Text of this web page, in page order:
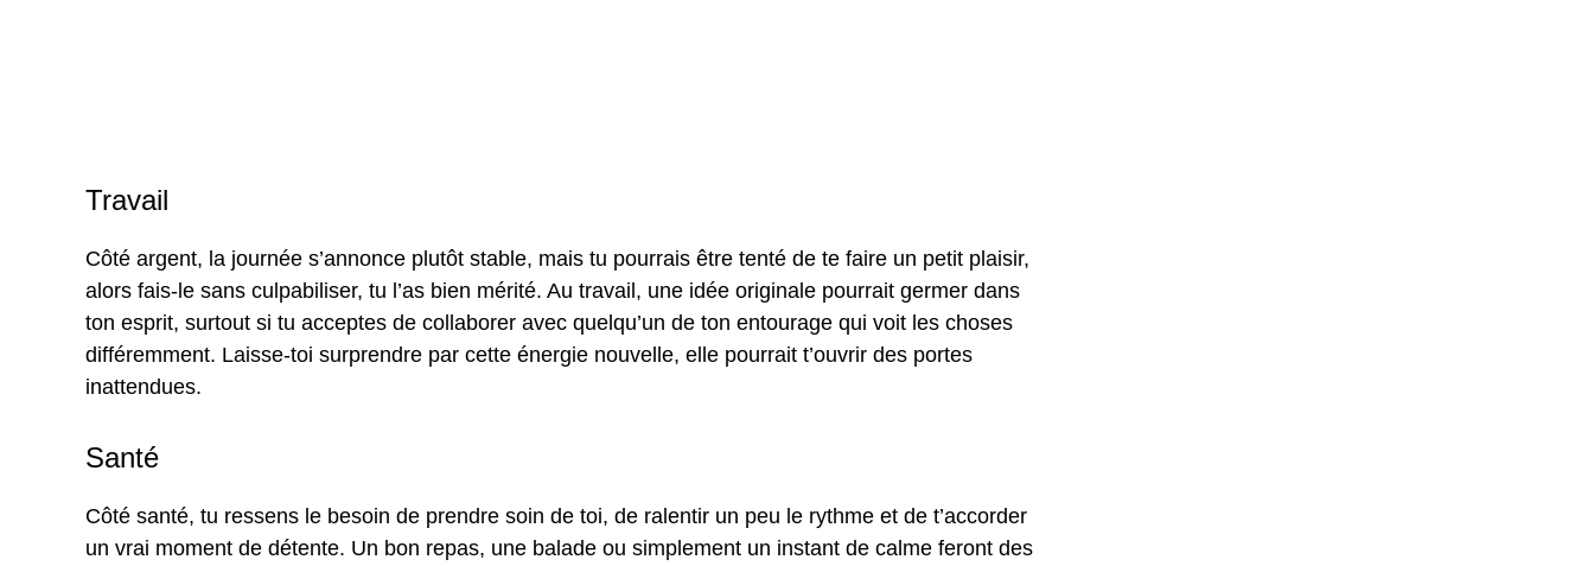
Travail
Côté argent, la journée s’annonce plutôt stable, mais tu pourrais être tenté de te faire un petit plaisir,
alors fais-le sans culpabiliser, tu l’as bien mérité. Au travail, une idée originale pourrait germer dans
ton esprit, surtout si tu acceptes de collaborer avec quelqu’un de ton entourage qui voit les choses
différemment. Laisse-toi surprendre par cette énergie nouvelle, elle pourrait t’ouvrir des portes
inattendues.
Santé
Côté santé, tu ressens le besoin de prendre soin de toi, de ralentir un peu le rythme et de t’accorder
un vrai moment de détente. Un bon repas, une balade ou simplement un instant de calme feront des